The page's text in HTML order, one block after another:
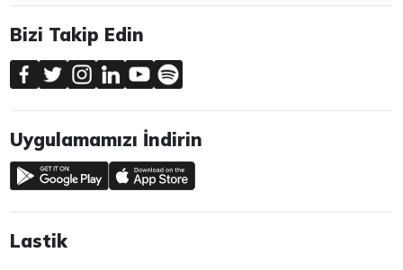
Bizi Takip Edin
Uygulamamızı İndirin
Lastik